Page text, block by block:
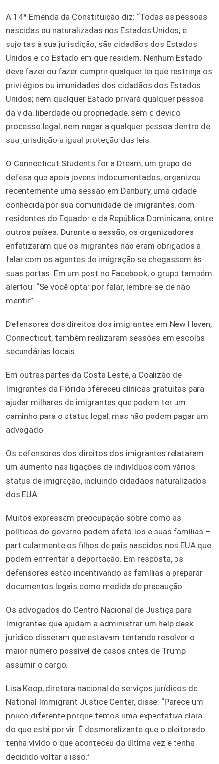
A 14ª Emenda da Constituição diz: “Todas as pessoas
nascidas ou naturalizadas nos Estados Unidos, e
sujeitas à sua jurisdição, são cidadãos dos Estados
Unidos e do Estado em que residem. Nenhum Estado
deve fazer ou fazer cumprir qualquer lei que restrinja os
privilégios ou imunidades dos cidadãos dos Estados
Unidos; nem qualquer Estado privará qualquer pessoa
da vida, liberdade ou propriedade, sem o devido
processo legal; nem negar a qualquer pessoa dentro de
sua jurisdição a igual proteção das leis.
O Connecticut Students for a Dream, um grupo de
defesa que apoia jovens indocumentados, organizou
recentemente uma sessão em Danbury, uma cidade
conhecida por sua comunidade de imigrantes, com
residentes do Equador e da República Dominicana, entre
outros países. Durante a sessão, os organizadores
enfatizaram que os migrantes não eram obrigados a
falar com os agentes de imigração se chegassem às
suas portas. Em um post no Facebook, o grupo também
alertou: “Se você optar por falar, lembre-se de não
mentir”.
Defensores dos direitos dos imigrantes em New Haven,
Connecticut, também realizaram sessões em escolas
secundárias locais.
Em outras partes da Costa Leste, a Coalizão de
Imigrantes da Flórida ofereceu clínicas gratuitas para
ajudar milhares de imigrantes que podem ter um
caminho para o status legal, mas não podem pagar um
advogado.
Os defensores dos direitos dos imigrantes relataram
um aumento nas ligações de indivíduos com vários
status de imigração, incluindo cidadãos naturalizados
dos EUA.
Muitos expressam preocupação sobre como as
políticas do governo podem afetá-los e suas famílias –
particularmente os filhos de pais nascidos nos EUA que
podem enfrentar a deportação. Em resposta, os
defensores estão incentivando as famílias a preparar
documentos legais como medida de precaução.
Os advogados do Centro Nacional de Justiça para
Imigrantes que ajudam a administrar um help desk
jurídico disseram que estavam tentando resolver o
maior número possível de casos antes de Trump
assumir o cargo.
Lisa Koop, diretora nacional de serviços jurídicos do
National Immigrant Justice Center, disse: “Parece um
pouco diferente porque temos uma expectativa clara
do que está por vir. É desmoralizante que o eleitorado
tenha vivido o que aconteceu da última vez e tenha
decidido voltar a isso.”